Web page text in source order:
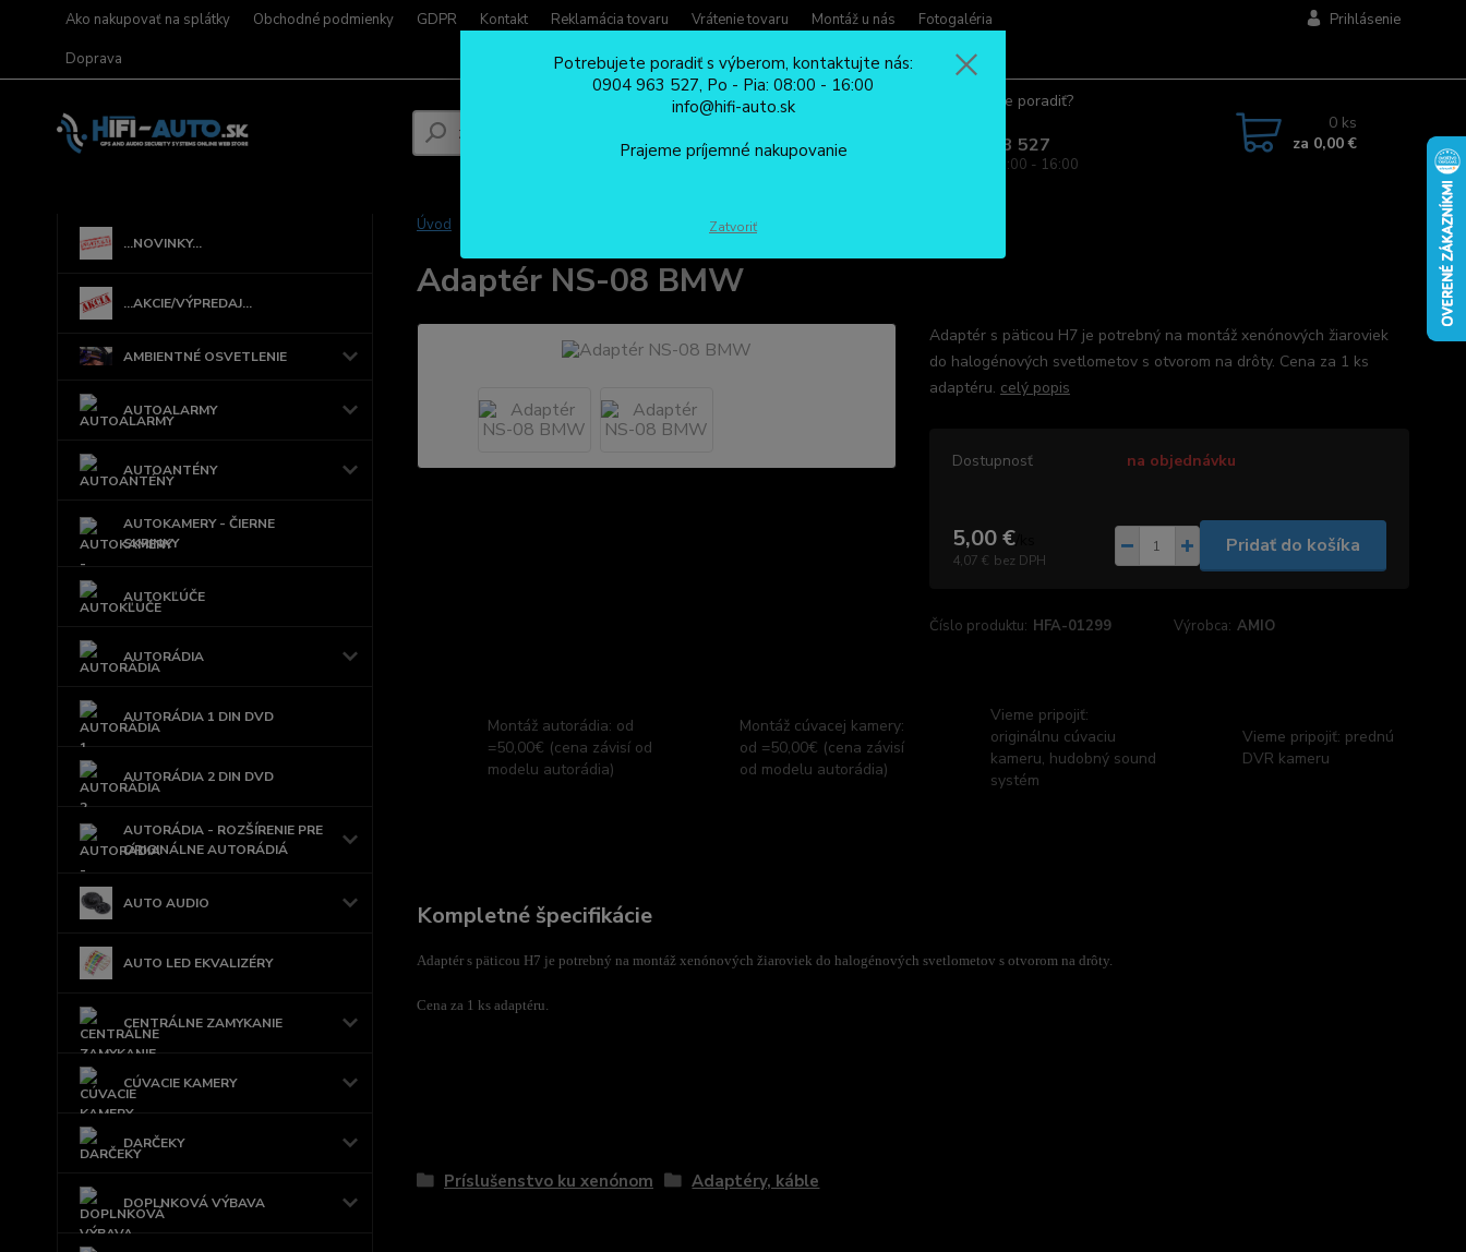
Ako nakupovať na splátky Obchodné podmienky GDPR Kontakt Reklamácia tovaru Vrátenie tovaru Montáž u nás
Fotogaléria
Doprava
Prihlásenie
Potrebujete poradiť?
0904 963 527
Po - Pia: 08:00 - 16:00
0 ks
za 0,00 €
...NOVINKY...
...AKCIE/VÝPREDAJ...
AMBIENTNÉ OSVETLENIE
AUTOALARMY
AUTOANTÉNY
AUTOKAMERY - ČIERNE
SKRINKY
AUTOKĽÚČE
AUTORÁDIA
AUTORÁDIA 1 DIN DVD
AUTORÁDIA 2 DIN DVD
AUTORÁDIA - ROZŠÍRENIE PRE
ORIGINÁLNE AUTORÁDIÁ
AUTO AUDIO
AUTO LED EKVALIZÉRY
CENTRÁLNE ZAMYKANIE
CÚVACIE KAMERY
DARČEKY
DOPLNKOVÁ VÝBAVA
Úvod Príslušenstvo ku xenónom
Adaptér NS-08 BMW
Adaptér s päticou H7 je potrebný na montáž xenónových žiaroviek
do halogénových svetlometov s otvorom na drôty. Cena za 1 ks
adaptéru. celý popis
Dostupnosť na objednávku
5,00 €/
4,07 € bez DPH
Pridať do košíka
Číslo produktu: HFA-01299 Výrobca: AMIO
Montáž autorádia: od
=50,00€ (cena závisí od
modelu autorádia)
Montáž cúvacej kamery:
od =50,00€ (cena závisí
od modelu autorádia)
Vieme pripojiť:
originálnu cúvaciu
kameru, hudobný sound
systém
Vieme pripojiť: prednú
DVR kameru
Kompletné špecifikácie
Adaptér s päticou H7 je potrebný na montáž xenónových žiaroviek do halogénových svetlometov s otvorom na drôty.
Cena za 1 ks adaptéru.
Príslušenstvo ku xenónom Adaptéry, káble
Potrebujete poradiť s výberom, kontaktujte nás:
0904 963 527, Po - Pia: 08:00 - 16:00
info@hifi-auto.sk
Prajeme príjemné nakupovanie
Zatvoriť